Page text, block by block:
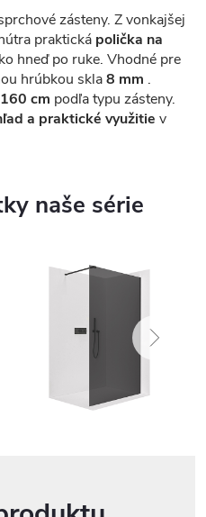
zásteny. Z vonkajšej
praktická polička na
hneď po ruke. Vhodné pre
hrúbkou skla8 mm .
cm podľa typu zásteny.
a praktické využitie v
naše série